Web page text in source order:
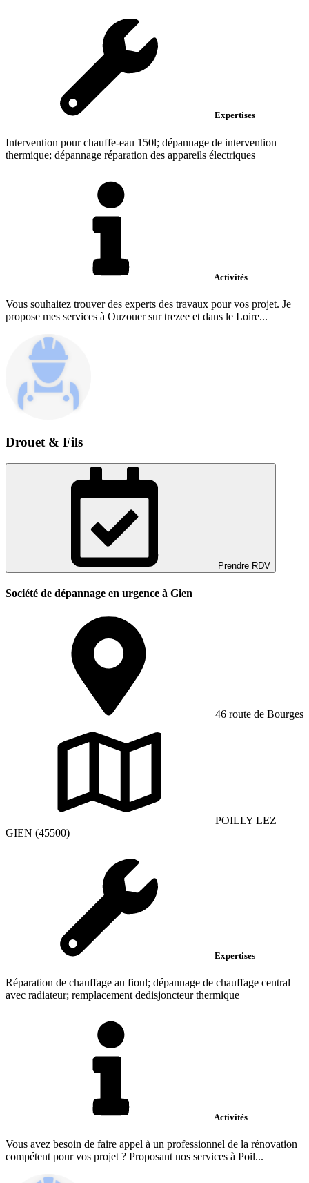
Expertises
Intervention pour chauffe-eau 150l; dépannage de intervention
thermique; dépannage réparation des appareils électriques
Activités
Vous souhaitez trouver des experts des travaux pour vos projet. Je
propose mes services à Ouzouer sur trezee et dans le Loire...
Drouet & Fils
Prendre RDV
Société de dépannage en urgence à Gien
46 route de Bourges
POILLY LEZ
GIEN (45500)
Expertises
Réparation de chauffage au fioul; dépannage de chauffage central
avec radiateur; remplacement dedisjoncteur thermique
Activités
Vous avez besoin de faire appel à un professionnel de la rénovation
compétent pour vos projet ? Proposant nos services à Poil...